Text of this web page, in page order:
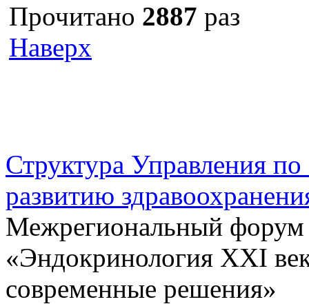
Прочитано 2887 раз
Наверх
Структура Управления
развитию
Межрегиональный
«Эндокринология XXI
современные решения»